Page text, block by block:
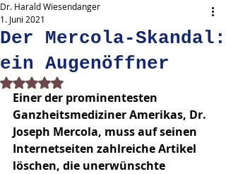
Der Mercola-Skandal:
ein Augenöffner
Dr. Harald Wiesendanger
1. Juni 2021
Mit NaN von 5 Sternen bewertet.
Einer der prominentesten
Ganzheitsmediziner Amerikas, Dr.
Joseph Mercola, muss auf seinen
Internetseiten zahlreiche Artikel
löschen, die unerwünschte